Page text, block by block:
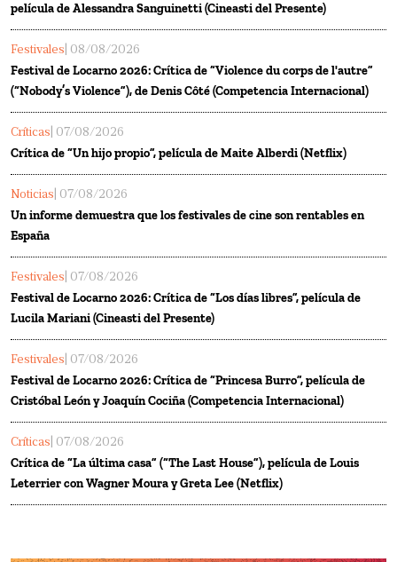
película de Alessandra Sanguinetti (Cineasti del Presente)
Festivales | 08/08/2026
Festival de Locarno 2026: Crítica de “Violence du corps de l'autre”
(“Nobody’s Violence”), de Denis Côté (Competencia Internacional)
Críticas | 07/08/2026
Crítica de “Un hijo propio”, película de Maite Alberdi (Netflix)
Noticias | 07/08/2026
Un informe demuestra que los festivales de cine son rentables en
España
Festivales | 07/08/2026
Festival de Locarno 2026: Crítica de “Los días libres”, película de
Lucila Mariani (Cineasti del Presente)
Festivales | 07/08/2026
Festival de Locarno 2026: Crítica de “Princesa Burro”, película de
Cristóbal León y Joaquín Cociña (Competencia Internacional)
Críticas | 07/08/2026
Crítica de “La última casa” (“The Last House”), película de Louis
Leterrier con Wagner Moura y Greta Lee (Netflix)